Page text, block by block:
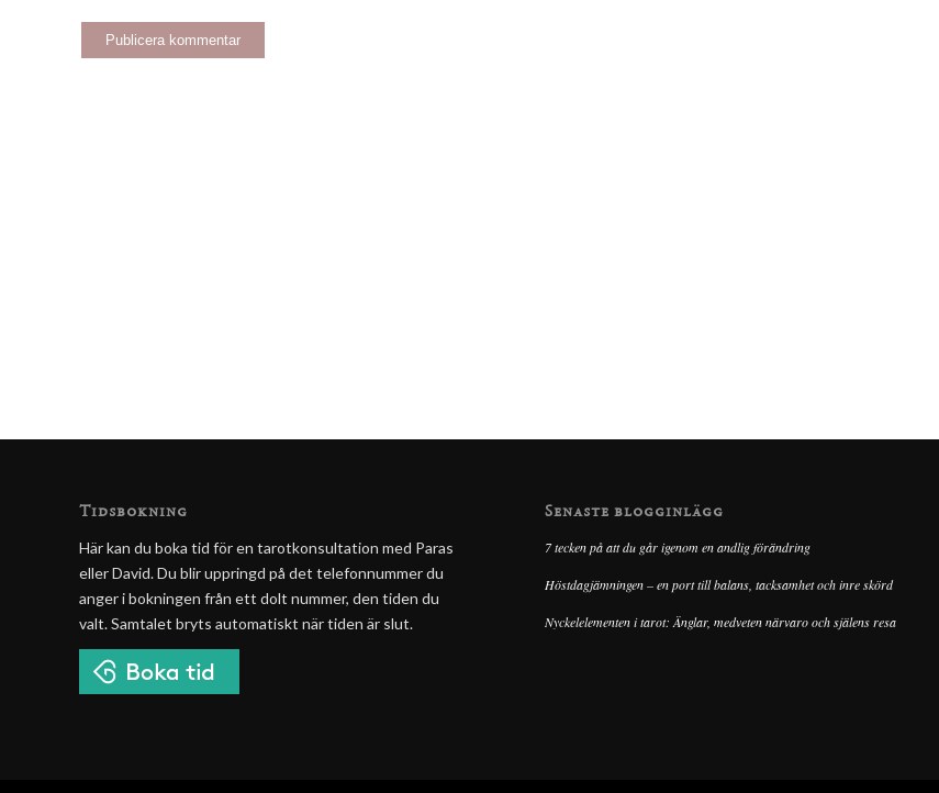
Tidsbokning
Här kan du boka tid för en tarotkonsultation med Paras
eller David. Du blir uppringd på det telefonnummer du
anger i bokningen från ett dolt nummer, den tiden du
valt. Samtalet bryts automatiskt när tiden är slut.
Senaste blogginlägg
7 tecken på att du går igenom en andlig förändring
Höstdagjämningen – en port till balans, tacksamhet och inre skörd
Nyckelelementen i tarot: Änglar, medveten närvaro och själens resa